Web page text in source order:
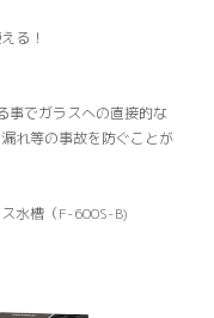
る！
事でガラスへの直接的な
れ等の事故を防ぐことが
水槽（F-600S-B)